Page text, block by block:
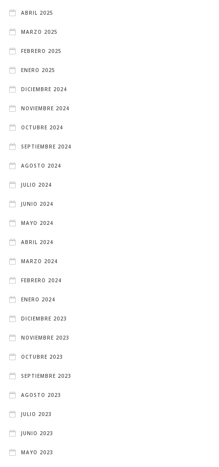
ABRIL 2025
MARZO 2025
FEBRERO 2025
ENERO 2025
DICIEMBRE 2024
NOVIEMBRE 2024
OCTUBRE 2024
SEPTIEMBRE 2024
AGOSTO 2024
JULIO 2024
JUNIO 2024
MAYO 2024
ABRIL 2024
MARZO 2024
FEBRERO 2024
ENERO 2024
DICIEMBRE 2023
NOVIEMBRE 2023
OCTUBRE 2023
SEPTIEMBRE 2023
AGOSTO 2023
JULIO 2023
JUNIO 2023
MAYO 2023